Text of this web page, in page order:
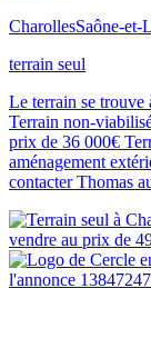
CharollesSaône-et-
terrain seul
Le terrain se trouve
Terrain non-
prix de 36 000€
aménagement
contacter Thomas